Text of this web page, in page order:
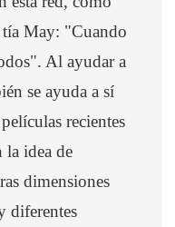
tía May: "Cuando
Al ayudar a
se ayuda a sí
recientes
la idea de
dimensiones
diferentes